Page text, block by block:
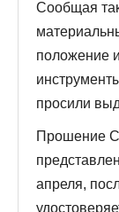
Сообщая
положение
просили
Прошение
апреля,